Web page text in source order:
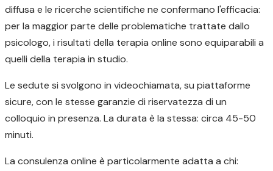
diffusa e le ricerche scientifiche ne confermano l'efficacia:
per la maggior parte delle problematiche trattate dallo
psicologo, i risultati della terapia online sono equiparabili a
quelli della terapia in studio.
Le sedute si svolgono in videochiamata, su piattaforme
sicure, con le stesse garanzie di riservatezza di un
colloquio in presenza. La durata è la stessa: circa 45-50
minuti.
La consulenza online è particolarmente adatta a chi: